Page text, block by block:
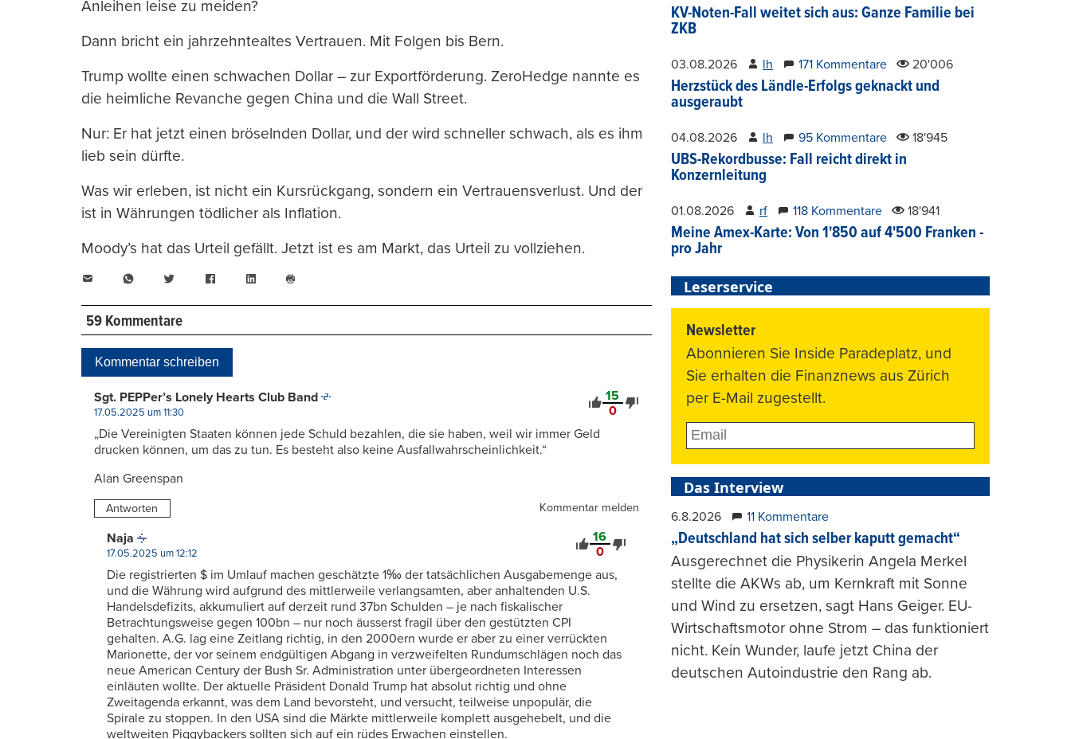
Anleihen leise zu meiden?
Dann bricht ein jahrzehntealtes Vertrauen. Mit Folgen bis Bern.
Trump wollte einen schwachen Dollar – zur Exportförderung. ZeroHedge nannte es
die heimliche Revanche gegen China und die Wall Street.
Nur: Er hat jetzt einen bröselnden Dollar, und der wird schneller schwach, als es ihm
lieb sein dürfte.
Was wir erleben, ist nicht ein Kursrückgang, sondern ein Vertrauensverlust. Und der
ist in Währungen tödlicher als Inflation.
Moody’s hat das Urteil gefällt. Jetzt ist es am Markt, das Urteil zu vollziehen.
WhatsAppTwitter FacebookLinkedIn
drucken
59 Kommentare
Kommentar schreiben
15
0
Sgt. PEPPer’s Lonely Hearts Club Band
17.05.2025 um 11:30
„Die Vereinigten Staaten können jede Schuld bezahlen, die sie haben, weil wir immer Geld
drucken können, um das zu tun. Es besteht also keine Ausfallwahrscheinlichkeit.“
Alan Greenspan
Antworten Kommentar melden
16
0
Naja
17.05.2025 um 12:12
Die registrierten $ im Umlauf machen geschätzte 1‰ der tatsächlichen Ausgabemenge aus,
und die Währung wird aufgrund des mittlerweile verlangsamten, aber anhaltenden U.S.
Handelsdefizits, akkumuliert auf derzeit rund 37bn Schulden – je nach fiskalischer
Betrachtungsweise gegen 100bn – nur noch äusserst fragil über den gestützten CPI
gehalten. A.G. lag eine Zeitlang richtig, in den 2000ern wurde er aber zu einer verrückten
Marionette, der vor seinem endgültigen Abgang in verzweifelten Rundumschlägen noch das
neue American Century der Bush Sr. Administration unter übergeordneten Interessen
einläuten wollte. Der aktuelle Präsident Donald Trump hat absolut richtig und ohne
Zweitagenda erkannt, was dem Land bevorsteht, und versucht, teilweise unpopulär, die
Spirale zu stoppen. In den USA sind die Märkte mittlerweile komplett ausgehebelt, und die
weltweiten Piggybackers sollten sich auf ein rüdes Erwachen einstellen.
KV-Noten-Fall weitet sich aus: Ganze Familie bei
ZKB
03.08.2026 lh 171 Kommentare 20'006
Herzstück des Ländle-Erfolgs geknackt und
ausgeraubt
04.08.2026 lh 95 Kommentare 18'945
UBS-Rekordbusse: Fall reicht direkt in
Konzernleitung
01.08.2026 rf 118 Kommentare 18'941
Meine Amex-Karte: Von 1'850 auf 4'500 Franken -
pro Jahr
Leserservice
Newsletter
Abonnieren Sie Inside Paradeplatz, und
Sie erhalten die Finanznews aus Zürich
per E-Mail zugestellt.
Das Interview
6.8.2026 11 Kommentare
„Deutschland hat sich selber kaputt gemacht“
Ausgerechnet die Physikerin Angela Merkel
stellte die AKWs ab, um Kernkraft mit Sonne
und Wind zu ersetzen, sagt Hans Geiger. EU-
Wirtschaftsmotor ohne Strom – das funktioniert
nicht. Kein Wunder, laufe jetzt China der
deutschen Autoindustrie den Rang ab.